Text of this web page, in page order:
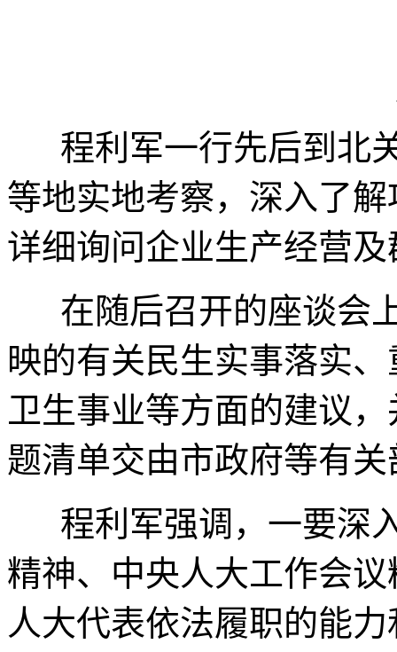
程利军一行先后到北
等地实地考察，深入了
详细询问企业生产经营
在随后召开的座谈会
映的有关民生实事落实
卫生事业等方面的建议
题清单交由市政府等有
程利军强调，一要深
精神、中央人大工作会
人大代表依法履职的能